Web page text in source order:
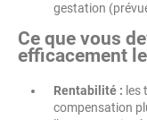
gestation
Ce que vous
efficacement
Rentabilité : les
compensation